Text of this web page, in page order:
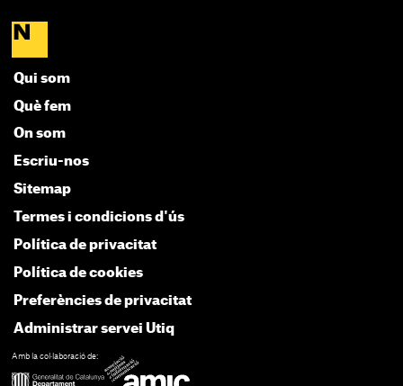
Qui som
Què fem
On som
Escriu-nos
Sitemap
Termes i condicions d'ús
Política de privacitat
Política de cookies
Preferències de privacitat
Administrar servei Utiq
Amb la col·laboració de: